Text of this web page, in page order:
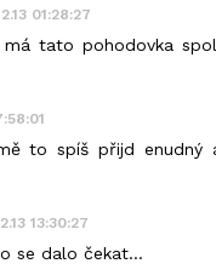
01:28:27
má tato pohodovka
to spíš přijd enudný
13:30:27
se dalo čekat...